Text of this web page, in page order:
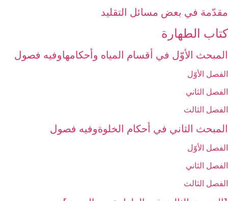
مقدّمة في بعض مسائل التقليد
كتاب الطهارة
المبحث الأوّل في أقسام المياه وأحكامهاوفيه فصول‏
الفصل الأوّل‏
الفصل الثاني‏
الفصل الثالث‏
المبحث الثاني في أحكام الخلوةوفيه فصول
الفصل الأوّل‏
الفصل الثاني‏
الفصل الثالث‏